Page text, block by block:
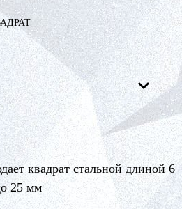
квад­рат сталь­ной дли­ной 6
25 мм